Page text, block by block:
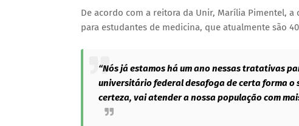
De acordo com a reitora da Unir, Marília Pimentel,
para estudantes de medicina, que atualmente são
“Nós já estamos há um ano nessas tratativas
universitário federal desafoga de certa forma o
certeza, vai atender a nossa população com